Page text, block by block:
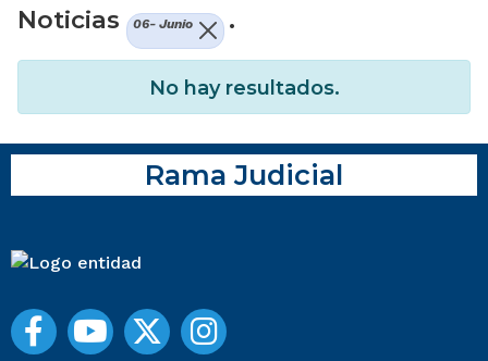
Noticias
06- Junio .
No hay resultados.
Rama Judicial